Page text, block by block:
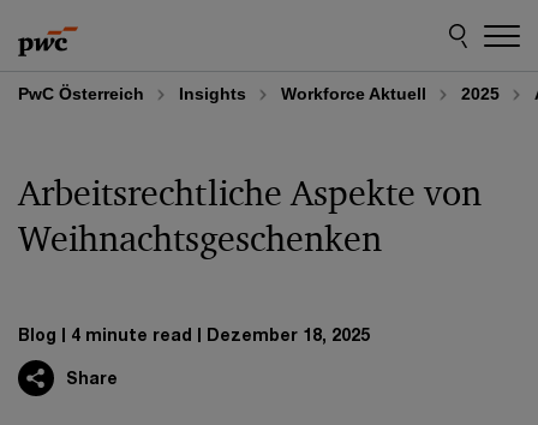
to
content
to
footer
PwC Österreich Insights Workforce Aktuell 2025
Arbeitsrechtliche Aspekte von
Weihnachtsgeschenken
Blog 4 minute read Dezember 18, 2025
Share